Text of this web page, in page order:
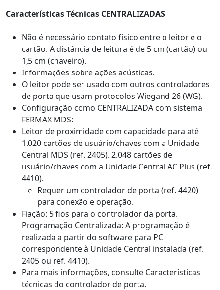
Características Técnicas CENTRALIZADAS
Não é necessário contato físico entre o leitor e o
cartão. A distância de leitura é de 5 cm (cartão) ou
1,5 cm (chaveiro).
Informações sobre ações acústicas.
O leitor pode ser usado com outros controladores
de porta que usam protocolos Wiegand 26 (WG).
Configuração como CENTRALIZADA com sistema
FERMAX MDS:
Leitor de proximidade com capacidade para até
1.020 cartões de usuário/chaves com a Unidade
Central MDS (ref. 2405). 2.048 cartões de
usuário/chaves com a Unidade Central AC Plus (ref.
4410).
Requer um controlador de porta (ref. 4420)
para conexão e operação.
Fiação: 5 fios para o controlador da porta.
Programação Centralizada: A programação é
realizada a partir do software para PC
correspondente à Unidade Central instalada (ref.
2405 ou ref. 4410).
Para mais informações, consulte Características
técnicas do controlador de porta.